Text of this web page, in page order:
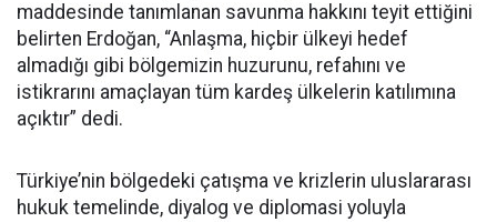
maddesinde tanımlanan savunma hakkını teyit ettiğini
belirten Erdoğan, “Anlaşma, hiçbir ülkeyi hedef
almadığı gibi bölgemizin huzurunu, refahını ve
istikrarını amaçlayan tüm kardeş ülkelerin katılımına
açıktır” dedi.
Türkiye’nin bölgedeki çatışma ve krizlerin uluslararası
hukuk temelinde, diyalog ve diplomasi yoluyla